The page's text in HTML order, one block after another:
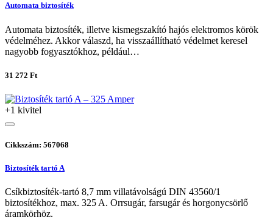
Automata biztosíték
Automata biztosíték, illetve kismegszakító hajós elektromos körök
védelméhez. Akkor válaszd, ha visszaállítható védelmet keresel
nagyobb fogyasztókhoz, például…
31 272 Ft
+1 kivitel
Cikkszám: 567068
Biztosíték tartó A
Csíkbiztosíték-tartó 8,7 mm villatávolságú DIN 43560/1
biztosítékhoz, max. 325 A. Orrsugár, farsugár és horgonycsörlő
áramkörhöz.